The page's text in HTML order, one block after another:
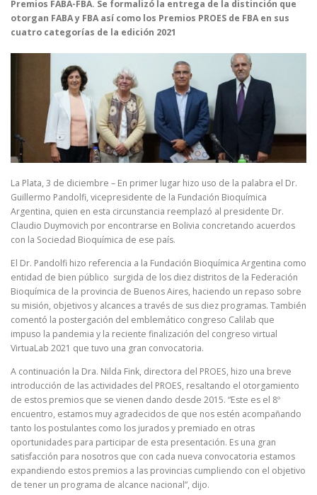
Premios FABA-FBA. Se formalizó la entrega de la distinción que
otorgan FABA y FBA así como los Premios PROES de FBA en sus
cuatro categorías de la edición 2021
La Plata, 3 de diciembre – En primer lugar hizo uso de la palabra el Dr.
Guillermo Pandolfi, vicepresidente de la Fundación Bioquímica
Argentina, quien en esta circunstancia reemplazó al presidente Dr.
Claudio Duymovich por encontrarse en Bolivia concretando acuerdos
con la Sociedad Bioquímica de ese país.
El Dr. Pandolfi hizo referencia a la Fundación Bioquímica Argentina como
entidad de bien público surgida de los diez distritos de la Federación
Bioquímica de la provincia de Buenos Aires, haciendo un repaso sobre
su misión, objetivos y alcances a través de sus diez programas. También
comentó la postergación del emblemático congreso Calilab que
impuso la pandemia y la reciente finalización del congreso virtual
VirtuaLab 2021 que tuvo una gran convocatoria.
A continuación la Dra. Nilda Fink, directora del PROES, hizo una breve
introducción de las actividades del PROES, resaltando el otorgamiento
de estos premios que se vienen dando desde 2015. “Este es el 8º
encuentro, estamos muy agradecidos de que nos estén acompañando
tanto los postulantes como los jurados y premiado en otras
oportunidades para participar de esta presentación. Es una gran
satisfacción para nosotros que con cada nueva convocatoria estamos
expandiendo estos premios a las provincias cumpliendo con el objetivo
de tener un programa de alcance nacional”, dijo.